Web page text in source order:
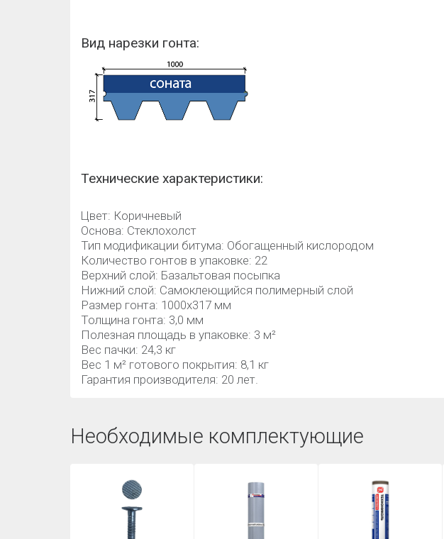
Вид нарезки гонта:
Технические характеристики:
Цвет: Коричневый
Основа: Стеклохолст
Тип модификации битума: Обогащенный кислородом
Количество гонтов в упаковке: 22
Верхний слой: Базальтовая посыпка
Нижний слой: Самоклеющийся полимерный слой
Размер гонта: 1000х317 мм
Толщина гонта: 3,0 мм
Полезная площадь в упаковке: 3 м²
Вес пачки: 24,3 кг
Вес 1 м² готового покрытия: 8,1 кг
Гарантия производителя: 20 лет.
Необходимые комплектующие